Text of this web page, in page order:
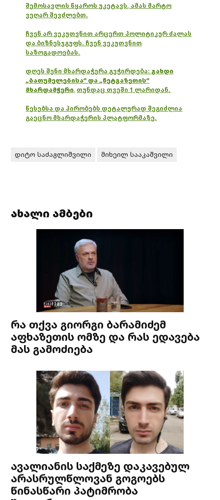
შემოსავლის წყაროს უკეტავს, ამას მარტო
ვეღარ შევძლებთ.
ჩვენ არ ვეკუთვნით არცერთ პოლიტიკურ ძალას
და ბიზნესჯგუფს. ჩვენ ვეკუთვნით
საზოგადოებას.
დღეს შენი მხარდაჭერა გვჭირდება: გახდი
„ბათუმელებისა“ და „ნეტგაზეთის“
მხარდამჭერი, თუნდაც თვეში 1 ლარიდან.
წესებსა და პირობებს დეტალურად შეგიძლია
გაეცნო მხარდაჭერის პლატფორმაზე.
დიტო საძაგლიშვილი მიხეილ სააკაშვილი
ახალი ამბები
რა თქვა გიორგი ბარამიძემ
აფხაზეთის ომზე და რას ედავება
მას გამოძიება
ავალიანის საქმეზე დაკავებულ
არასრულწლოვან გოგოებს
წინასწარი პატიმრობა